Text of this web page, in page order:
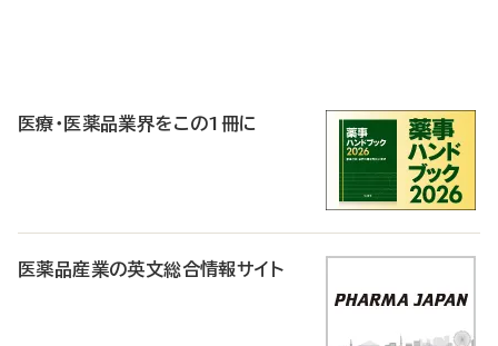
医療・医薬品業界をこの1冊に
医薬品産業の英文総合情報サイト